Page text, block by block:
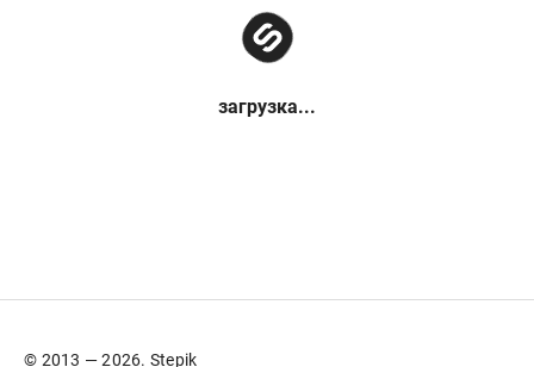
загрузка...
© 2013 — 2026. Stepik